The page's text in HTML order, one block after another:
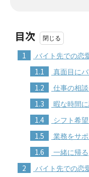
目次
1 バイト先での恋
1.1 真面目に
1.2 仕事の相
1.3 暇な時間
1.4 シフト希
1.5 業務をサ
1.6 一緒に帰る
2 バイト先での恋